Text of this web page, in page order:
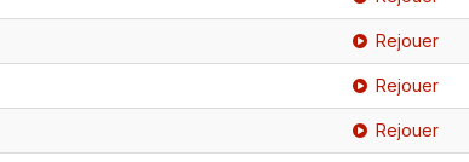
Rejouer
Rejouer
Rejouer